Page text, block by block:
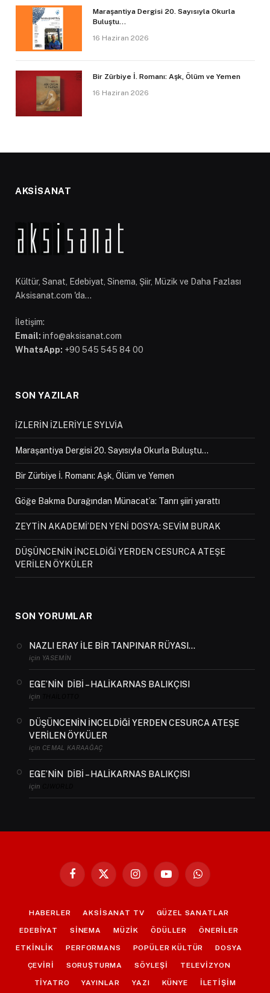
Maraşantiya Dergisi 20. Sayısıyla Okurla
Buluştu…
16 Haziran 2026
Bir Zürbiye İ. Romanı: Aşk, Ölüm ve Yemen
16 Haziran 2026
AKSİSANAT
Kültür, Sanat, Edebiyat, Sinema, Şiir, Müzik ve Daha Fazlası
Aksisanat.com 'da...
İletişim:
Email: info@aksisanat.com
WhatsApp: +90 545 545 84 00
SON YAZILAR
İZLERİN İZLERİYLE SYLVİA
Maraşantiya Dergisi 20. Sayısıyla Okurla Buluştu…
Bir Zürbiye İ. Romanı: Aşk, Ölüm ve Yemen
Göğe Bakma Durağından Münacat’a: Tanrı şiiri yarattı
ZEYTİN AKADEMİ’DEN YENİ DOSYA: SEVİM BURAK
DÜŞÜNCENİN İNCELDİĞİ YERDEN CESURCA ATEŞE
VERİLEN ÖYKÜLER
SON YORUMLAR
NAZLI ERAY İLE BİR TANPINAR RÜYASI…
için YASEMIN
EGE’NİN DİBİ – HALİKARNAS BALIKÇISI
için
DÜŞÜNCENİN İNCELDİĞİ YERDEN CESURCA ATEŞE
VERİLEN ÖYKÜLER
için CEMAL KARAAĞAÇ
EGE’NİN DİBİ – HALİKARNAS BALIKÇISI
için
Facebook
X
InstagramYouTubeWhatsApp
HABERLER AKSİSANAT TV GÜZEL SANATLAR
EDEBİYAT SİNEMA MÜZİK ÖDÜLLER ÖNERİLER
ETKİNLİK PERFORMANS POPÜLER KÜLTÜR DOSYA
ÇEVİRİ SORUŞTURMA SÖYLEŞİ TELEVİZYON
TİYATRO YAYINLAR YAZI KÜNYE İLETİŞİM